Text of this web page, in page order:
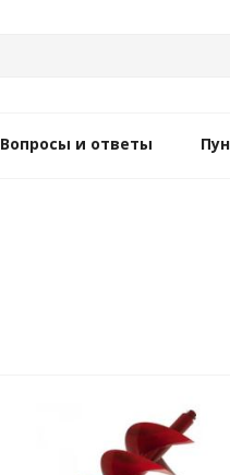
Вопросы и ответы